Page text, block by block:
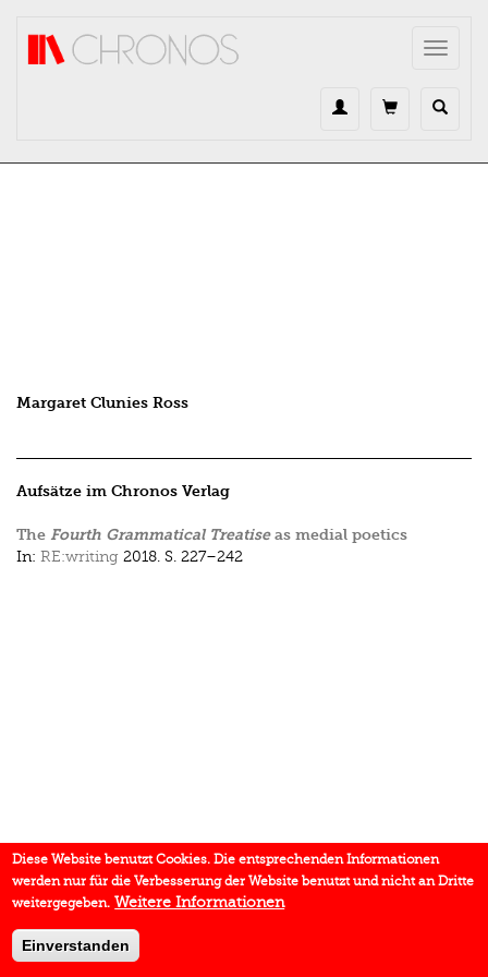
Toggle
Margaret Clunies Ross
Aufsätze im Chronos Verlag
The Fourth Grammatical Treatiseas medial poetics
In: RE:writing 2018. S. 227–242
Diese Website benutzt Cookies. Die entsprechenden Informationen
werden nur für die Verbesserung der Website benutzt und nicht an Dritte
weitergegeben. Weitere Informationen
Einverstanden